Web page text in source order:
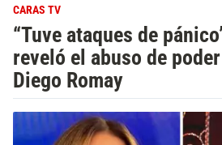
CARAS TV
“Tuve ataques de
reveló el abuso de
Diego Romay